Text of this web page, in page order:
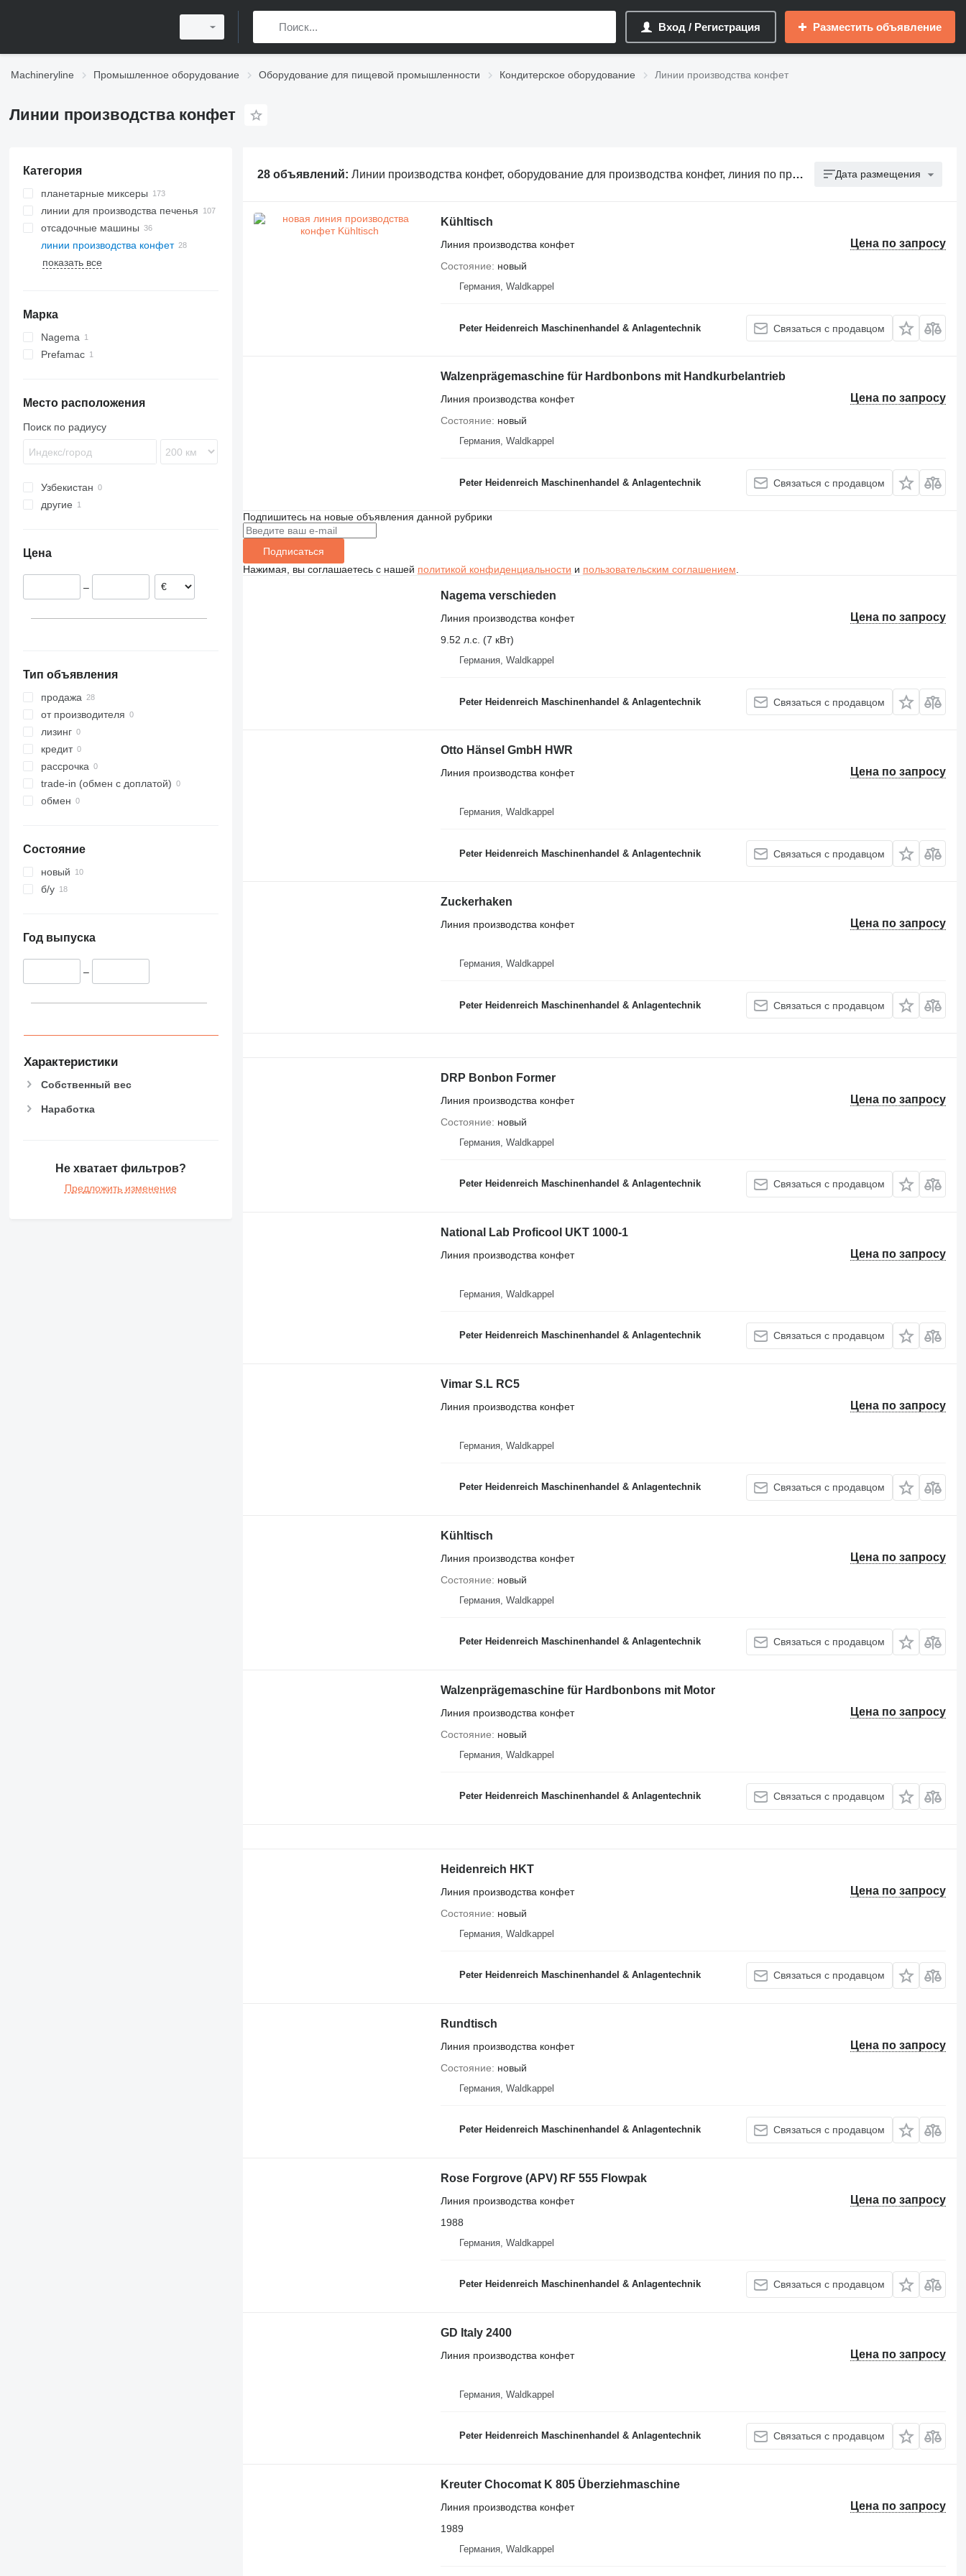
Вход / Регистрация Разместить объявление
Machineryline Промышленное оборудование Оборудование для пищевой промышленности Кондитерское оборудование Линии производства конфет
Линии производства конфет
Категория
планетарные миксеры
линии для производства печенья
отсадочные машины
линии производства конфет
показать все
Марка
Nagema
Prefamac
Место расположения
Поиск по радиусу
Узбекистан
другие
Цена
–
Тип объявления
продажа
от производителя
лизинг
кредит
рассрочка
trade-in (обмен с доплатой)
обмен
Состояние
новый
б/у
Год выпуска
–
Характеристики
Собственный вес
Наработка
Не хватает фильтров?
Предложить изменение
28 объявлений: Линии производства конфет, оборудование для производства конфет, линия по производству конфет Дата размещения
Kühltisch
Цена по запросу
Линия производства конфет
Состояние
новый
Германия, Waldkappel
Peter Heidenreich Maschinenhandel & Anlagentechnik Связаться с продавцом
Walzenprägemaschine für Hardbonbons mit Handkurbelantrieb
Цена по запросу
Линия производства конфет
Состояние
новый
Германия, Waldkappel
Peter Heidenreich Maschinenhandel & Anlagentechnik Связаться с продавцом
Подпишитесь на новые объявления данной рубрики
Подписаться
Нажимая, вы соглашаетесь с нашей политикой конфиденциальности и пользовательским соглашением
Nagema verschieden
Цена по запросу
Линия производства конфет
9.52 л.с. (7 кВт)
Германия, Waldkappel
Peter Heidenreich Maschinenhandel & Anlagentechnik Связаться с продавцом
Otto Hänsel GmbH HWR
Цена по запросу
Линия производства конфет
Германия, Waldkappel
Peter Heidenreich Maschinenhandel & Anlagentechnik Связаться с продавцом
Zuckerhaken
Цена по запросу
Линия производства конфет
Германия, Waldkappel
Peter Heidenreich Maschinenhandel & Anlagentechnik Связаться с продавцом
DRP Bonbon Former
Цена по запросу
Линия производства конфет
Состояние
новый
Германия, Waldkappel
Peter Heidenreich Maschinenhandel & Anlagentechnik Связаться с продавцом
National Lab Proficool UKT 1000-1
Цена по запросу
Линия производства конфет
Германия, Waldkappel
Peter Heidenreich Maschinenhandel & Anlagentechnik Связаться с продавцом
Vimar S.L RC5
Цена по запросу
Линия производства конфет
Германия, Waldkappel
Peter Heidenreich Maschinenhandel & Anlagentechnik Связаться с продавцом
Kühltisch
Цена по запросу
Линия производства конфет
Состояние
новый
Германия, Waldkappel
Peter Heidenreich Maschinenhandel & Anlagentechnik Связаться с продавцом
Walzenprägemaschine für Hardbonbons mit Motor
Цена по запросу
Линия производства конфет
Состояние
новый
Германия, Waldkappel
Peter Heidenreich Maschinenhandel & Anlagentechnik Связаться с продавцом
Heidenreich HKT
Цена по запросу
Линия производства конфет
Состояние
новый
Германия, Waldkappel
Peter Heidenreich Maschinenhandel & Anlagentechnik Связаться с продавцом
Rundtisch
Цена по запросу
Линия производства конфет
Состояние
новый
Германия, Waldkappel
Peter Heidenreich Maschinenhandel & Anlagentechnik Связаться с продавцом
Rose Forgrove (APV) RF 555 Flowpak
Цена по запросу
Линия производства конфет
1988
Германия, Waldkappel
Peter Heidenreich Maschinenhandel & Anlagentechnik Связаться с продавцом
GD Italy 2400
Цена по запросу
Линия производства конфет
Германия, Waldkappel
Peter Heidenreich Maschinenhandel & Anlagentechnik Связаться с продавцом
Kreuter Chocomat K 805 Überziehmaschine
Цена по запросу
Линия производства конфет
1989
Германия, Waldkappel